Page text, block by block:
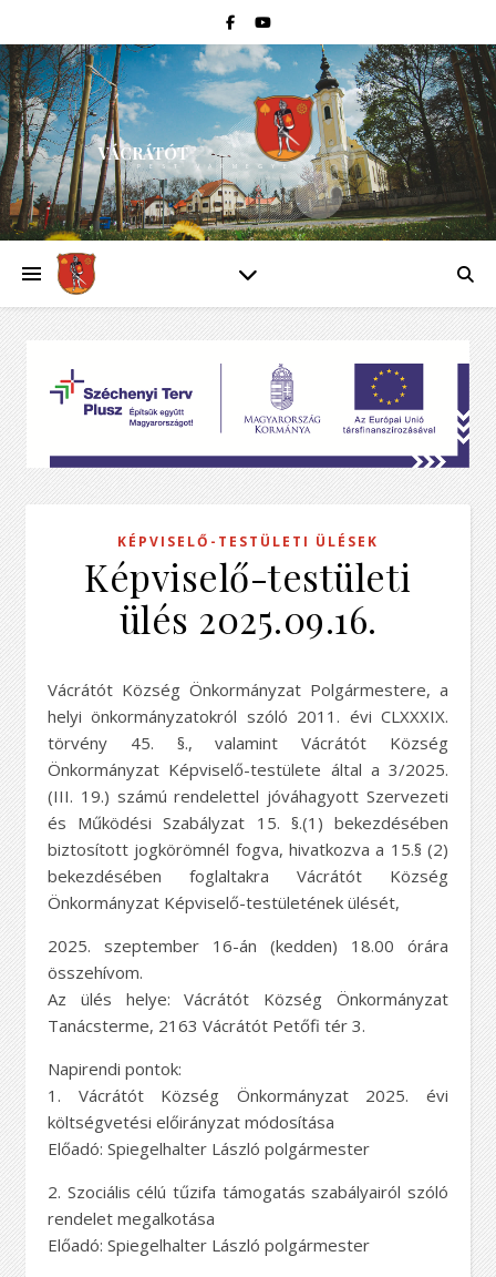
VÁCRÁTÓT
PEST VÁRMEGYE
KÉPVISELŐ-TESTÜLETI ÜLÉSEK
Képviselő-testületi
ülés 2025.09.16.
Vácrátót Község Önkormányzat Polgármestere, a
helyi önkormányzatokról szóló 2011. évi CLXXXIX.
törvény 45. §., valamint Vácrátót Község
Önkormányzat Képviselő-testülete által a 3/2025.
(III. 19.) számú rendelettel jóváhagyott Szervezeti
és Működési Szabályzat 15. §.(1) bekezdésében
biztosított jogkörömnél fogva, hivatkozva a 15.§ (2)
bekezdésében foglaltakra Vácrátót Község
Önkormányzat Képviselő-testületének ülését,
2025. szeptember 16-án (kedden) 18.00 órára
összehívom.
Az ülés helye: Vácrátót Község Önkormányzat
Tanácsterme, 2163 Vácrátót Petőfi tér 3.
Napirendi pontok:
1. Vácrátót Község Önkormányzat 2025. évi
költségvetési előirányzat módosítása
Előadó: Spiegelhalter László polgármester
2. Szociális célú tűzifa támogatás szabályairól szóló
rendelet megalkotása
Előadó: Spiegelhalter László polgármester